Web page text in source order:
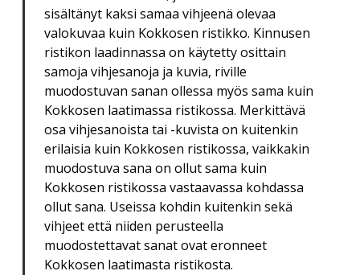
sisältänyt kaksi samaa vihjeenä olevaa
valokuvaa kuin Kokkosen ristikko. Kinnusen
ristikon laadinnassa on käytetty osittain
samoja vihjesanoja ja kuvia, riville
muodostuvan sanan ollessa myös sama kuin
Kokkosen laatimassa ristikossa. Merkittävä
osa vihjesanoista tai -kuvista on kuitenkin
erilaisia kuin Kokkosen ristikossa, vaikkakin
muodostuva sana on ollut sama kuin
Kokkosen ristikossa vastaavassa kohdassa
ollut sana. Useissa kohdin kuitenkin sekä
vihjeet että niiden perusteella
muodostettavat sanat ovat eronneet
Kokkosen laatimasta ristikosta.